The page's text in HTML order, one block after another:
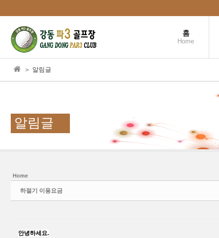
홈
Home
＞ 알림글
알림글
Home
하절기 이용요금
안녕하세요.
Sketchbook5, 스케치북5
Sketchbook5, 스케치북5